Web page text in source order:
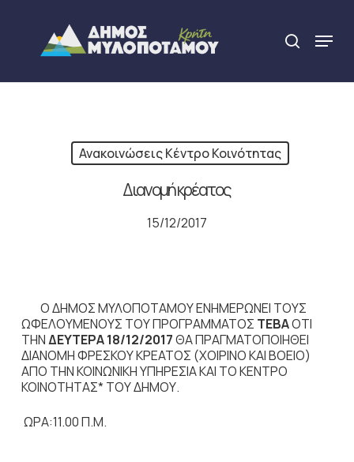
content
search
Menu
Ανακοινώσεις Κέντρο Κοινότητας
Διανομή κρέατος
15/12/2017
O ΔΗΜΟΣ ΜΥΛΟΠΟΤΑΜΟΥ ΕΝΗΜΕΡΩΝΕΙ ΤΟΥΣ
ΩΦΕΛΟΥΜΕΝΟΥΣ ΤΟΥ ΠΡΟΓΡΑΜΜΑΤΟΣ ΤΕΒΑΟΤΙ
ΤΗΝΔΕΥΤΕΡΑ 18/12/2017ΘΑ ΠΡΑΓΜΑΤΟΠΟΙΗΘΕΙ
ΔΙΑΝΟΜΗ ΦΡΕΣΚΟΥ ΚΡΕΑΤΟΣ (ΧΟΙΡΙΝΟ ΚΑΙ ΒΟΕΙΟ)
ΑΠΟ ΤΗΝ ΚΟΙΝΩΝΙΚΗ ΥΠΗΡΕΣΙΑ ΚΑΙ ΤΟ ΚΕΝΤΡΟ
ΚΟΙΝΟΤΗΤΑΣ* ΤΟΥ ΔΗΜΟΥ.
ΩΡΑ:11.00 Π.Μ.
Close